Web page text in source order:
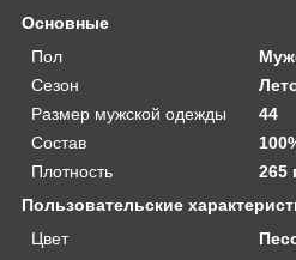
Основные
Пол
Сезон
Размер мужской одежды
44
Состав
Плотность
265
Пользовательские
Цвет